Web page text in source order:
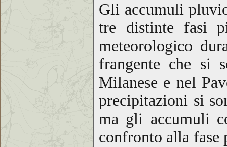
Gli accumuli
tre distinte fasi
meteorologico
frangente che si
Milanese e nel
precipitazioni si
ma gli accumuli
confronto alla fase